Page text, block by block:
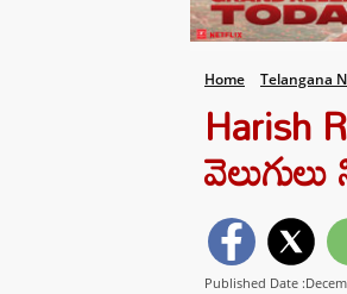
Home Telangana
Harish
Published Date